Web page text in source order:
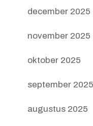
december 2025
november 2025
oktober 2025
september 2025
augustus 2025